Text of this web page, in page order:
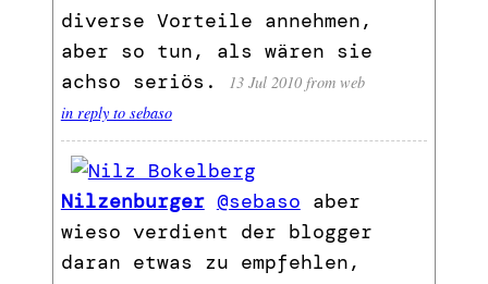
diverse Vorteile annehmen,
aber so tun, als wären sie
achso seriös.
13 Jul 2010 from web
in reply to sebaso
Nilzenburger @sebaso aber
wieso verdient der blogger
daran etwas zu empfehlen,